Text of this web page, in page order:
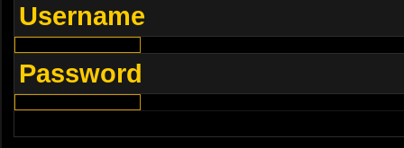
Username
Password